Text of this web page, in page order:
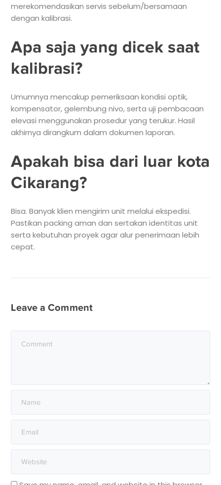
merekomendasikan servis sebelum/bersamaan
dengan kalibrasi.
Apa saja yang dicek saat
kalibrasi?
Umumnya mencakup pemeriksaan kondisi optik,
kompensator, gelembung nivo, serta uji pembacaan
elevasi menggunakan prosedur yang terukur. Hasil
akhirnya dirangkum dalam dokumen laporan.
Apakah bisa dari luar kota
Cikarang?
Bisa. Banyak klien mengirim unit melalui ekspedisi.
Pastikan packing aman dan sertakan identitas unit
serta kebutuhan proyek agar alur penerimaan lebih
cepat.
Leave a Comment